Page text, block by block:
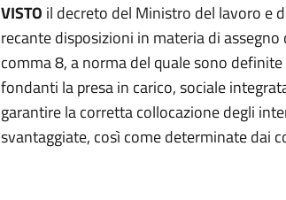
VISTO il decreto del Ministro del lavoro e
recante disposizioni in materia di
comma 8, a norma del quale sono
fondanti la presa in carico, sociale
garantire la corretta collocazione degli
svantaggiate, così come determinate dai